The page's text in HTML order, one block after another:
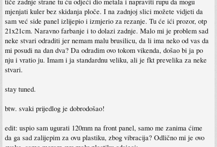
mjenjati kuler bez skidanja ploče. I na zadnjoj slici možete vidjeti da
sam već side panel izlijepio i izmjerio za rezanje. Tu će ići prozor, otp
21x21cm. Naravno farbanje i to dolazi zadnje. Malo mi je problem sad
neke stvari odraditi jer nemam malu brusilicu, da li ima neko od vas da
mi posudi na dan dva? Da odradim ovo tokom vikenda, došao bi ja po
nju i vratio ju. Imam i ja standardnu veliku, ali je fkt prevelika za neke
stvari.
stay tuned.
btw. svaki prijedlog je dobrodošao!
edit: uspio sam ugurati 120mm na front panel, samo me zanima ćime
da ga sad zalijepim za ovu plastiku, zbog vibracija? Odlično mi je ovo